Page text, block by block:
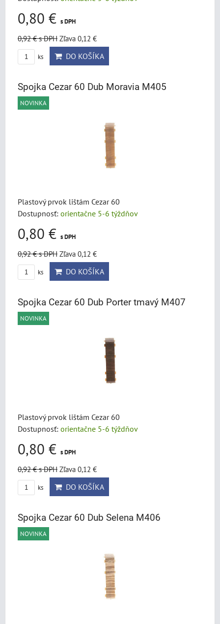
0,80 € s DPH
0,92 €s DPH Zľava 0,12 €
ks DO KOŠÍKA
Spojka Cezar 60 Dub Moravia M405
NOVINKA
Plastový prvok lištám Cezar 60
Dostupnosť: orientačne 5-6 týždňov
0,80 € s DPH
0,92 €s DPH Zľava 0,12 €
ks DO KOŠÍKA
Spojka Cezar 60 Dub Porter tmavý M407
NOVINKA
Plastový prvok lištám Cezar 60
Dostupnosť: orientačne 5-6 týždňov
0,80 € s DPH
0,92 €s DPH Zľava 0,12 €
ks DO KOŠÍKA
Spojka Cezar 60 Dub Selena M406
NOVINKA